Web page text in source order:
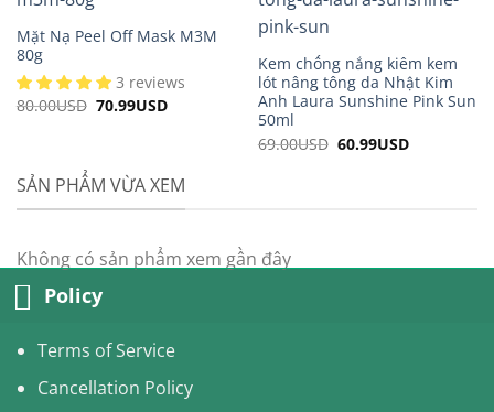
Mặt Nạ Peel Off Mask M3M
80g
3 reviews
80.00USD Original
70.99USDCurrent
Kem chống nắng kiêm kem
lót nâng tông da Nhật Kim
Anh Laura Sunshine Pink Sun
50ml
69.00USD Original
60.99USDCurrent
SẢN PHẨM VỪA XEM
Không có sản phẩm xem gần đây
Policy
Terms of Service
Cancellation Policy